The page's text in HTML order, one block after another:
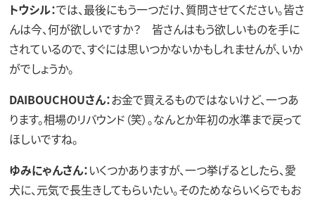
トウシル：では、最後にもう一つだけ、質問させてください。皆さ
んは今、何が欲しいですか？ 皆さんはもう欲しいものを手に
されているので、すぐには思いつかないかもしれませんが、いか
がでしょうか。
DAIBOUCHOUさん：お金で買えるものではないけど、一つあ
ります。相場のリバウンド（笑）。なんとか年初の水準まで戻って
ほしいですね。
ゆみにゃんさん：いくつかありますが、一つ挙げるとしたら、愛
犬に、元気で長生きしてもらいたい。そのためならいくらでもお